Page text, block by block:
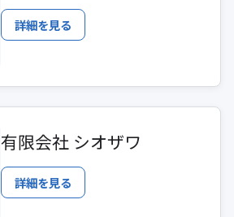
詳細を見る
有限会社 シオザワ
詳細を見る